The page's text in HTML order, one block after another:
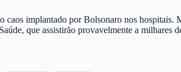
implantado por Bolsonaro nos
que assistirão provavelmente a milhares